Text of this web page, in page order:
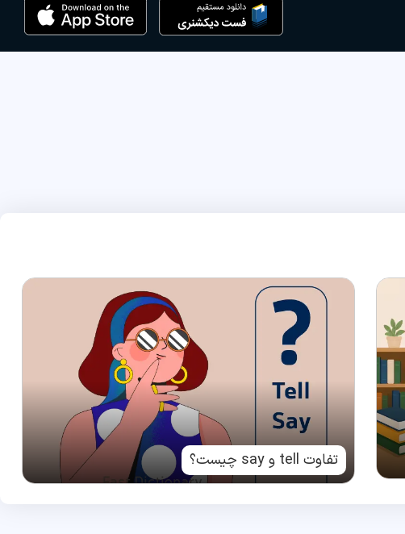
تفاوت tell و say چیست؟